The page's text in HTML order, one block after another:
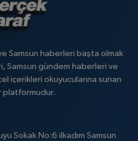
Samsun haberleri başta olmak
Samsun gündem haberleri ve
içerikleri okuyucularına sunan
platformudur.
Sokak No:6 ilkadım Samsun